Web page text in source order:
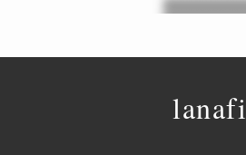
lanafi